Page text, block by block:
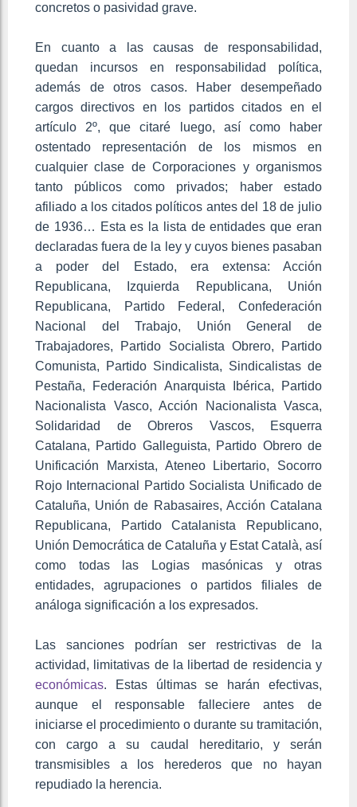
concretos o pasividad grave.
En cuanto a las causas de responsabilidad,
quedan incursos en responsabilidad política,
además de otros casos. Haber desempeñado
cargos directivos en los partidos citados en el
artículo 2º, que citaré luego, así como haber
ostentado representación de los mismos en
cualquier clase de Corporaciones y organismos
tanto públicos como privados; haber estado
afiliado a los citados políticos antes del 18 de julio
de 1936… Esta es la lista de entidades que eran
declaradas fuera de la ley y cuyos bienes pasaban
a poder del Estado, era extensa: Acción
Republicana, Izquierda Republicana, Unión
Republicana, Partido Federal, Confederación
Nacional del Trabajo, Unión General de
Trabajadores, Partido Socialista Obrero, Partido
Comunista, Partido Sindicalista, Sindicalistas de
Pestaña, Federación Anarquista Ibérica, Partido
Nacionalista Vasco, Acción Nacionalista Vasca,
Solidaridad de Obreros Vascos, Esquerra
Catalana, Partido Galleguista, Partido Obrero de
Unificación Marxista, Ateneo Libertario, Socorro
Rojo Internacional Partido Socialista Unificado de
Cataluña, Unión de Rabasaires, Acción Catalana
Republicana, Partido Catalanista Republicano,
Unión Democrática de Cataluña y Estat Català, así
como todas las Logias masónicas y otras
entidades, agrupaciones o partidos filiales de
análoga significación a los expresados.
Las sanciones podrían ser restrictivas de la
actividad, limitativas de la libertad de residencia y
económicas. Estas últimas se harán efectivas,
aunque el responsable falleciere antes de
iniciarse el procedimiento o durante su tramitación,
con cargo a su caudal hereditario, y serán
transmisibles a los herederos que no hayan
repudiado la herencia.